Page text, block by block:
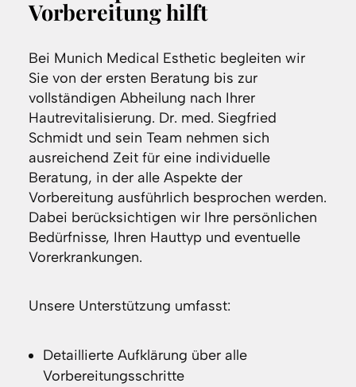
Vorbereitung hilft
Bei Munich Medical Esthetic begleiten wir
Sie von der ersten Beratung bis zur
vollständigen Abheilung nach Ihrer
Hautrevitalisierung. Dr. med. Siegfried
Schmidt und sein Team nehmen sich
ausreichend Zeit für eine individuelle
Beratung, in der alle Aspekte der
Vorbereitung ausführlich besprochen werden.
Dabei berücksichtigen wir Ihre persönlichen
Bedürfnisse, Ihren Hauttyp und eventuelle
Vorerkrankungen.
Unsere Unterstützung umfasst:
Detaillierte Aufklärung über alle
Vorbereitungsschritte